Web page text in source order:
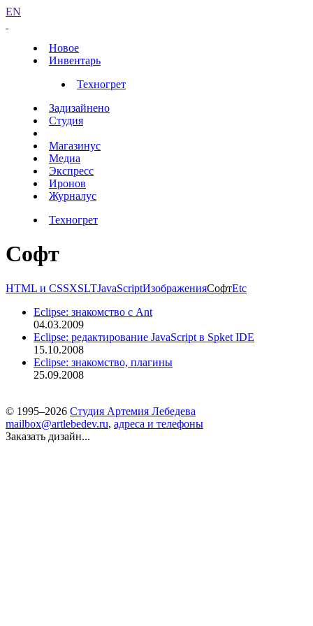
EN
Новое
Инвентарь
Техногрет
Задизайнено
Студия
Магазинус
Медиа
Экспресс
Иронов
Журналус
Техногрет
Софт
HTML и CSSXSLTJavaScriptИзображенияСофтEtc
Eclipse: знакомство с Ant
04.03.2009
Eclipse: редактирование JavaScript в Spket IDE
15.10.2008
Eclipse: знакомство, плагины
25.09.2008
© 1995–2026 Студия Артемия Лебедева
mailbox@artlebedev.ru, адреса и телефоны
Заказать дизайн...